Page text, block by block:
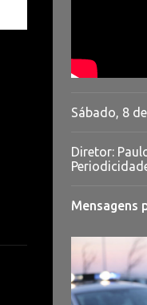
Sábado, 8
Diretor:
Mensagens